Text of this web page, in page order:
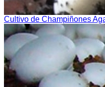
Cultivo de Champiñones